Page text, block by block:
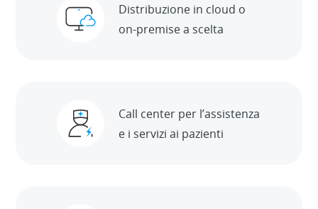
Distribuzione in cloud o
on-premise a scelta
Call center per l’assistenza
e i servizi ai pazienti